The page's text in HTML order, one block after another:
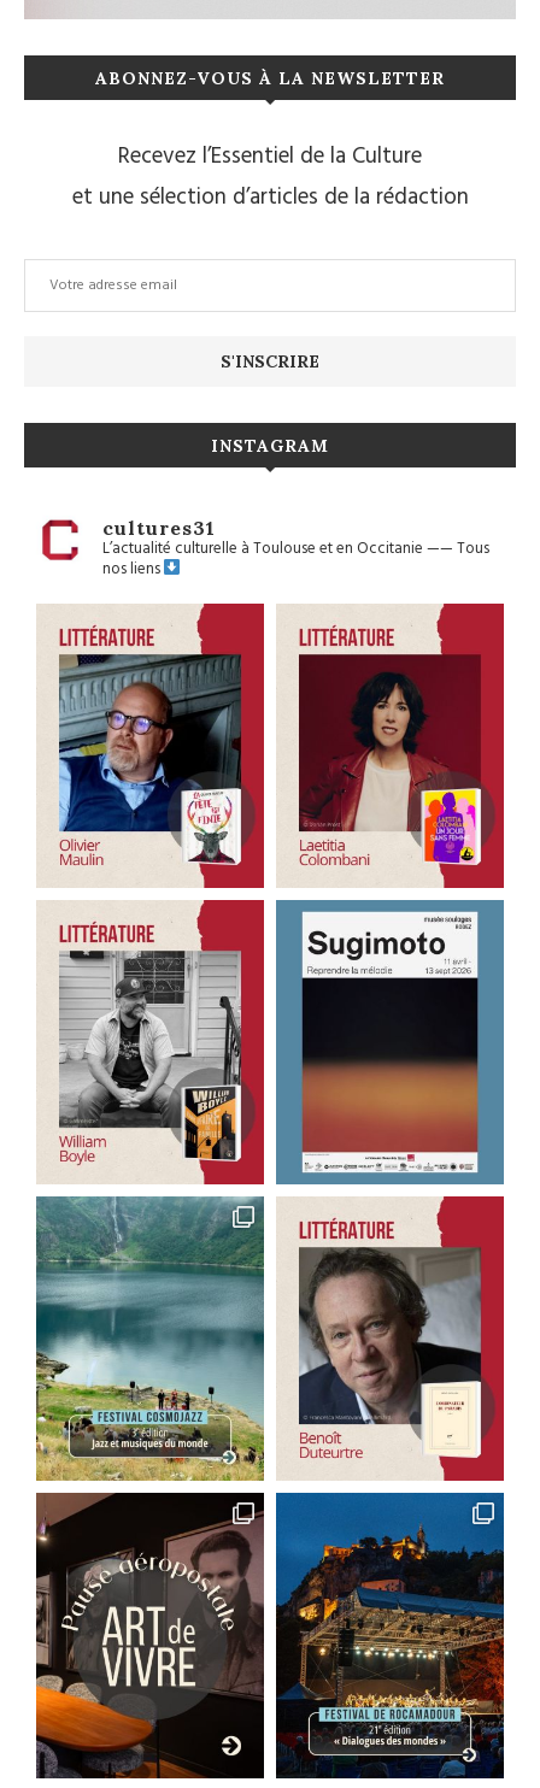
ABONNEZ-VOUS À LA NEWSLETTER
Recevez l’Essentiel de la Culture
et une sélection d’articles de la rédaction
INSTAGRAM
cultures31
L’actualité culturelle à Toulouse et en Occitanie——Tous
nos liens